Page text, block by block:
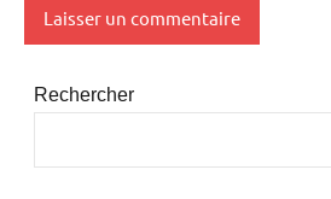
Rechercher